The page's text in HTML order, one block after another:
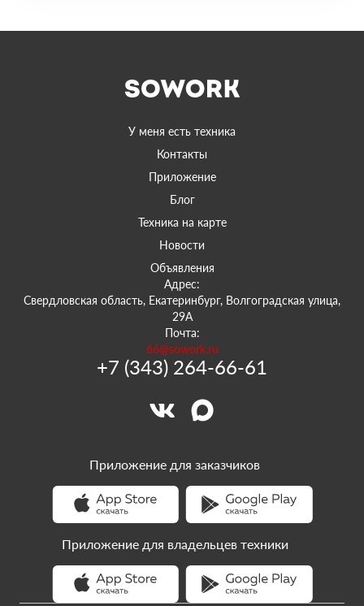
У меня есть техника
Контакты
Приложение
Блог
Техника на карте
Новости
Объявления
Адрес:
Свердловская область, Екатеринбург, Волгоградская улица,
29А
Почта:
66@sowork.ru
+7 (343) 264-66-61
Приложение для заказчиков
Приложение для владельцев техники